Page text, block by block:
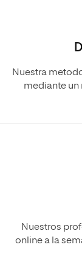
Nuestra
mediante
Nuestros
online a la